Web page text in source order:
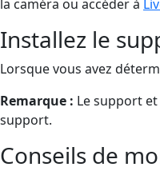
la caméra ou accéder à
Installez le
Lorsque vous avez
Remarque : Le support
support.
Conseils de